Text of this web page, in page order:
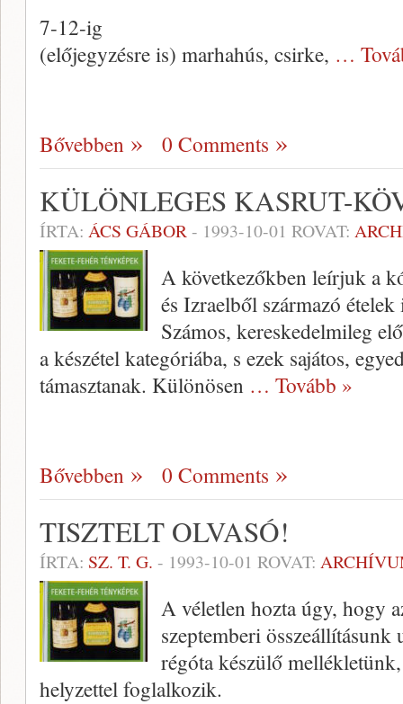
7-12-ig
(előjegyzésre is) marhahús, csirke, …
Bővebben 0 Comments
KÜLÖNLEGES KASRUT-
ÍRTA: ÁCS GÁBOR- 1993-10-01 ROVAT:
A következőkben leírjuk a
és Izraelből származó
Számos, kereskedelmileg
a készétel kategóriába, s ezek sajátos,
támasztanak. Különösen … Tovább »
Bővebben 0 Comments
TISZTELT OLVASÓ!
ÍRTA: SZ. T. G. - 1993-10-01 ROVAT:
A véletlen hozta úgy, hogy
szeptemberi
régóta készülő
helyzettel foglalkozik.